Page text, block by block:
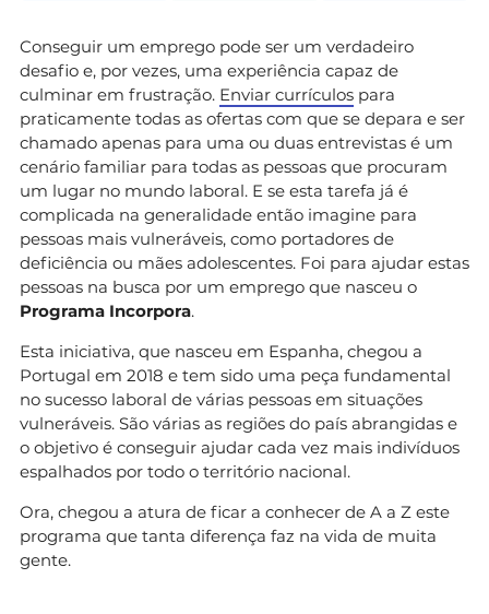
Conseguir um emprego pode ser um verdadeiro
desafio e, por vezes, uma experiência capaz de
culminar em frustração. Enviar currículos para
praticamente todas as ofertas com que se depara e ser
chamado apenas para uma ou duas entrevistas é um
cenário familiar para todas as pessoas que procuram
um lugar no mundo laboral. E se esta tarefa já é
complicada na generalidade então imagine para
pessoas mais vulneráveis, como portadores de
deficiência ou mães adolescentes. Foi para ajudar estas
pessoas na busca por um emprego que nasceu o
Programa Incorpora.
Esta iniciativa, que nasceu em Espanha, chegou a
Portugal em 2018 e tem sido uma peça fundamental
no sucesso laboral de várias pessoas em situações
vulneráveis. São várias as regiões do país abrangidas e
o objetivo é conseguir ajudar cada vez mais indivíduos
espalhados por todo o território nacional.
Ora, chegou a atura de ficar a conhecer de A a Z este
programa que tanta diferença faz na vida de muita
gente.